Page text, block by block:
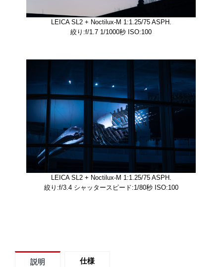
LEICA SL2 + Noctilux-M 1:1.25/75 ASPH.
絞り:f/1.7 1/1000秒 ISO:100
LEICA SL2 + Noctilux-M 1:1.25/75 ASPH.
絞り:f/3.4 シャッタースピード:1/80秒 ISO:100
説明 仕様